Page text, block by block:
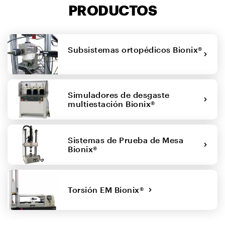
PRODUCTOS
Subsistemas ortopédicos Bionix®
Simuladores de desgaste
multiestación Bionix®
Sistemas de Prueba de Mesa
Bionix®
Torsión EM Bionix®